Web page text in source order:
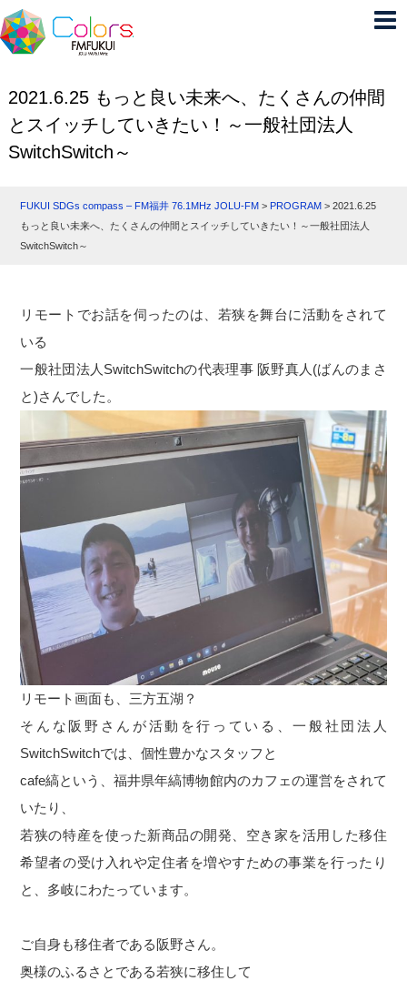
2021.6.25 もっと良い未来へ、たくさんの仲間
とスイッチしていきたい！～一般社団法人
SwitchSwitch～
FUKUI SDGs compass – FM福井 76.1MHz JOLU-FM > PROGRAM >2021.6.25
もっと良い未来へ、たくさんの仲間とスイッチしていきたい！～一般社団法人
SwitchSwitch～
リモートでお話を伺ったのは、若狭を舞台に活動をされて
いる
一般社団法人SwitchSwitchの代表理事 阪野真人(ばんのまさ
と)さんでした。
リモート画面も、三方五湖？
そんな阪野さんが活動を行っている、一般社団法人
SwitchSwitchでは、個性豊かなスタッフと
cafe縞という、福井県年縞博物館内のカフェの運営をされて
いたり、
若狭の特産を使った新商品の開発、空き家を活用した移住
希望者の受け入れや定住者を増やすための事業を行ったり
と、多岐にわたっています。
ご自身も移住者である阪野さん。
奥様のふるさとである若狭に移住して